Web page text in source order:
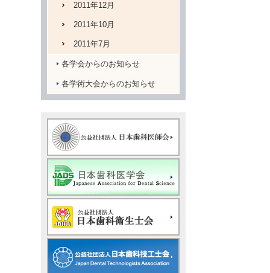
2011年12月
2011年10月
2011年7月
各学会からのお知らせ
各学術大会からのお知らせ